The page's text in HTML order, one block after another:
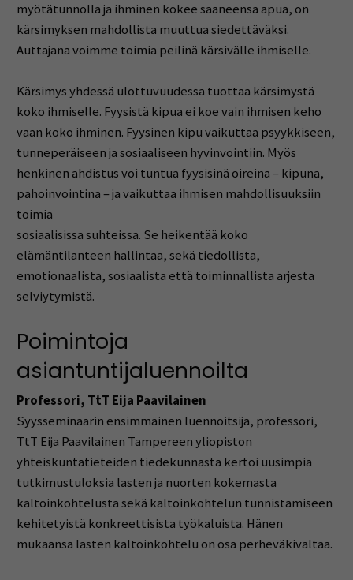
myötätunnolla ja ihminen kokee saaneensa apua, on
kärsimyksen mahdollista muuttua siedettäväksi.
Auttajana voimme toimia peilinä kärsivälle ihmiselle.
Kärsimys yhdessä ulottuvuudessa tuottaa kärsimystä
koko ihmiselle. Fyysistä kipua ei koe vain ihmisen keho
vaan koko ihminen. Fyysinen kipu vaikuttaa psyykkiseen,
tunneperäiseen ja sosiaaliseen hyvinvointiin. Myös
henkinen ahdistus voi tuntua fyysisinä oireina – kipuna,
pahoinvointina – ja vaikuttaa ihmisen mahdollisuuksiin
toimia
sosiaalisissa suhteissa. Se heikentää koko
elämäntilanteen hallintaa, sekä tiedollista,
emotionaalista, sosiaalista että toiminnallista arjesta
selviytymistä.
Poimintoja
asiantuntijaluennoilta
Professori, TtT Eija Paavilainen
Syysseminaarin ensimmäinen luennoitsija, professori,
TtT Eija Paavilainen Tampereen yliopiston
yhteiskuntatieteiden tiedekunnasta kertoi uusimpia
tutkimustuloksia lasten ja nuorten kokemasta
kaltoinkohtelusta sekä kaltoinkohtelun tunnistamiseen
kehitetyistä konkreettisista työkaluista. Hänen
mukaansa lasten kaltoinkohtelu on osa perheväkivaltaa.